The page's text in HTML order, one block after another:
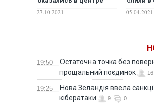
секс-скандала
27.10.2021
Facebook
05.04.2021
19:50
Остаточна точка без
прощальний поєдинок
16
19:25
Нова Зеландія ввела
кібератаки
9 0